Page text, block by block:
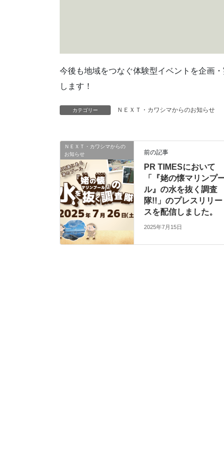
今後も地域をつなぐ体験型イベントを企画
します！
カテゴリー ＮＥＸＴ・カワシマからのお知らせ
ＮＥＸＴ・カワシマからの
お知らせ
前の記事
PR TIMESにおいて
「『姥の懐マリンプ
ル』の水を抜く調査
隊!!」のプレスリリー
スを配信しました。
2025年7月15日